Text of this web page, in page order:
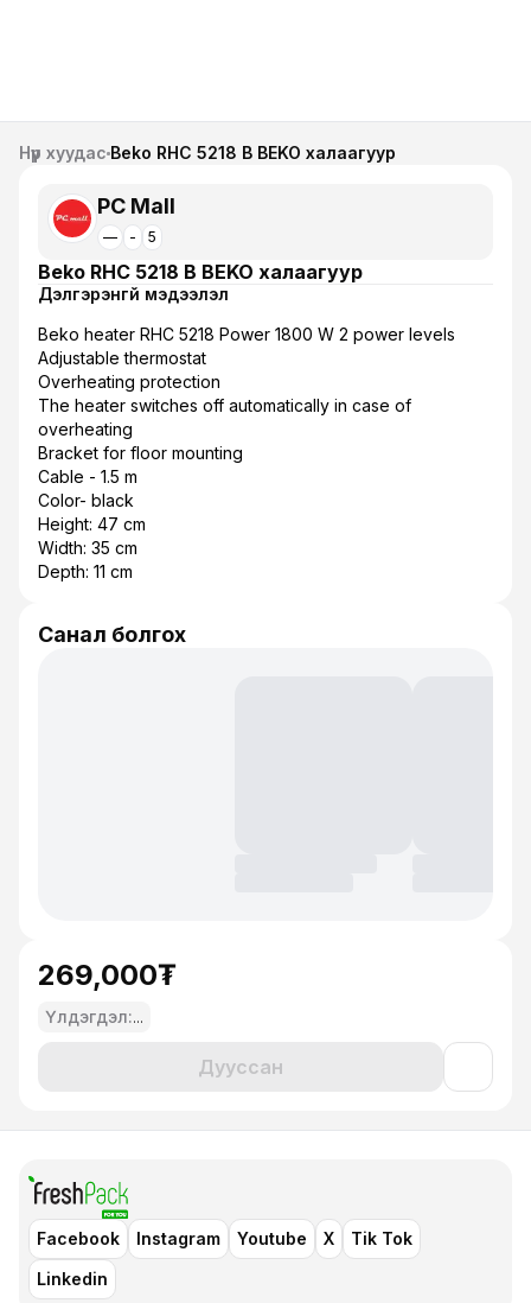
Нүүр хуудас Beko RHC 5218 B BEKO халаагуур
PC Mall
— - 5
Beko RHC 5218 B BEKO халаагуур
Дэлгэрэнгүй мэдээлэл
Beko heater RHC 5218 Power 1800 W 2 power levels
Adjustable thermostat
Overheating protection
The heater switches off automatically in case of
overheating
Bracket for floor mounting
Cable - 1.5 m
Color- black
Height: 47 cm
Width: 35 cm
Depth: 11 cm
Санал болгох
269,000₮
Үлдэгдэл:...
Дууссан
Facebook Instagram Youtube X
Tik Tok
Linkedin